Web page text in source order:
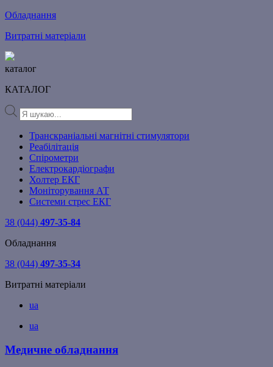
Обладнання
Витратні матеріали
каталог
КАТАЛОГ
Products
search
Транскраніальні магнітні стимулятори
Реабілітація
Спірометри
Електрокардіографи
Холтер ЕКГ
Моніторування АТ
Системи стрес ЕКГ
38 (044) 497-35-84
Обладнання
38 (044) 497-35-34
Витратні матеріали
ua
ua
Медичне обладнання